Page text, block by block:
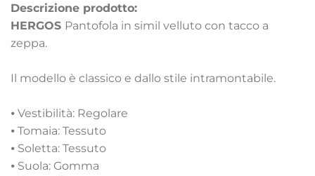
Descrizione prodotto:
HERGOS Pantofola in simil velluto con tacco a
zeppa.
Il modello è classico e dallo stile intramontabile.
⦁ Vestibilità: Regolare
⦁ Tomaia: Tessuto
⦁ Soletta: Tessuto
⦁ Suola: Gomma